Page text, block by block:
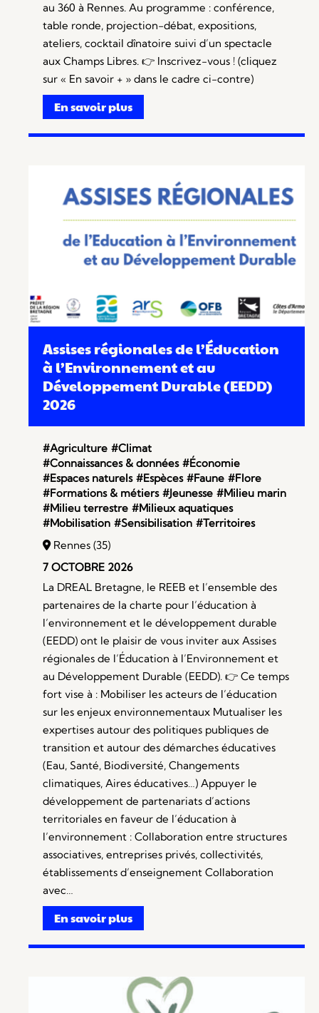
au 360 à Rennes. Au programme : conférence,
table ronde, projection-débat, expositions,
ateliers, cocktail dînatoire suivi d’un spectacle
aux Champs Libres. 👉 Inscrivez-vous ! (cliquez
sur « En savoir + » dans le cadre ci-contre)
En savoir plus
Assises régionales de l’Éducation
à l’Environnement et au
Développement Durable (EEDD)
2026
#Agriculture #Climat
#Connaissances & données #Économie
#Espaces naturels #Espèces #Faune #Flore
#Formations & métiers #Jeunesse #Milieu marin
#Milieu terrestre #Milieux aquatiques
#Mobilisation #Sensibilisation #Territoires
Rennes (35)
7 OCTOBRE 2026
La DREAL Bretagne, le REEB et l’ensemble des
partenaires de la charte pour l’éducation à
l’environnement et le développement durable
(EEDD) ont le plaisir de vous inviter aux Assises
régionales de l’Éducation à l’Environnement et
au Développement Durable (EEDD). 👉 Ce temps
fort vise à : Mobiliser les acteurs de l’éducation
sur les enjeux environnementaux Mutualiser les
expertises autour des politiques publiques de
transition et autour des démarches éducatives
(Eau, Santé, Biodiversité, Changements
climatiques, Aires éducatives…) Appuyer le
développement de partenariats d’actions
territoriales en faveur de l’éducation à
l’environnement : Collaboration entre structures
associatives, entreprises privés, collectivités,
établissements d’enseignement Collaboration
avec…
En savoir plus